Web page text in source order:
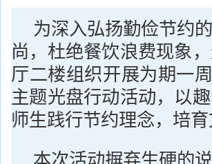
为深入弘扬勤俭节约
尚，杜绝餐饮浪费现象
厅二楼组织开展为期一
主题光盘行动活动，以
师生践行节约理念，培
本次活动摒弃生硬的